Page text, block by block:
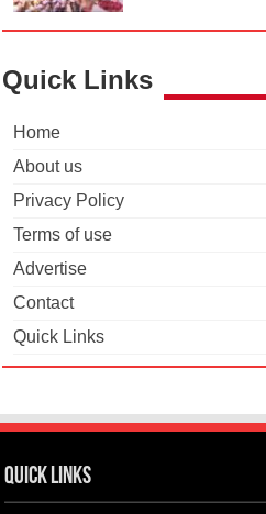
Quick Links
Home
About us
Privacy Policy
Terms of use
Advertise
Contact
Quick Links
Quick Links